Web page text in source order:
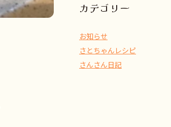
ブ
カテゴリー
お知らせ
さとちゃんレシピ
さんさん日記